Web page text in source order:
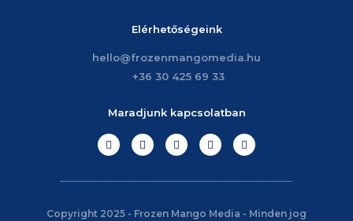
Elérhetőségeink
hello@frozenmangomedia.hu
+36 30 425 69 33
Maradjunk kapcsolatban
Copyright 2025 - Frozen Mango Media - Minden jog